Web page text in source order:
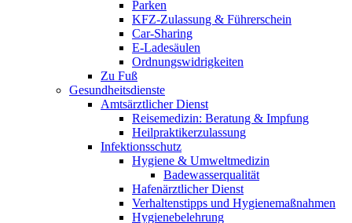
Parken
KFZ-Zulassung & Führerschein
Car-Sharing
E-Ladesäulen
Ordnungswidrigkeiten
Zu Fuß
Gesundheitsdienste
Amtsärztlicher Dienst
Reisemedizin: Beratung & Impfung
Heilpraktikerzulassung
Infektionsschutz
Hygiene & Umweltmedizin
Badewasserqualität
Hafenärztlicher Dienst
Verhaltenstipps und Hygienemaßnahmen
Hygienebelehrung